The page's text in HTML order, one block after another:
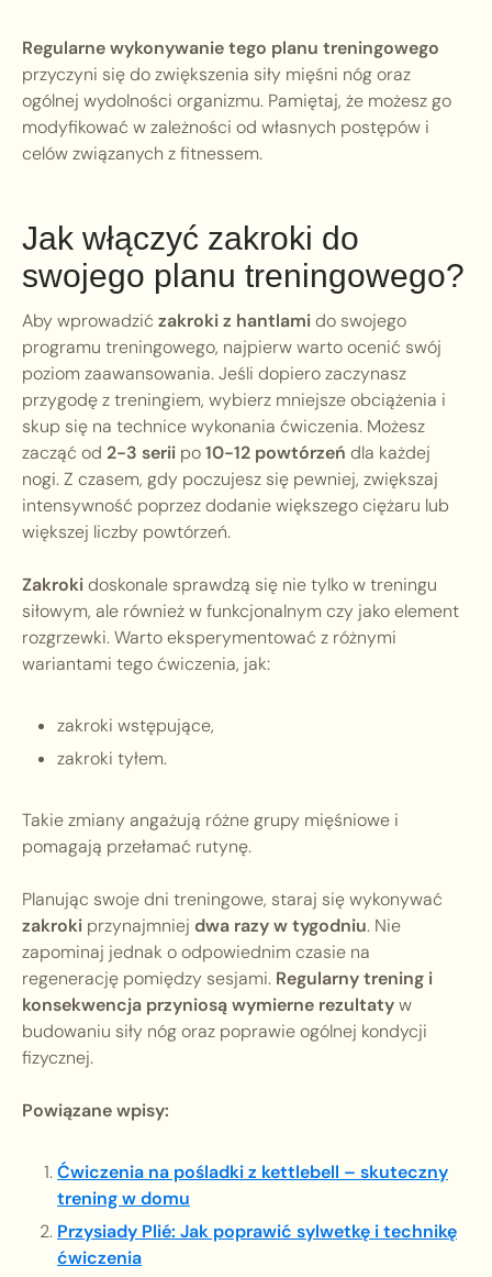
Regularne wykonywanie tego planu treningowego
przyczyni się do zwiększenia siły mięśni nóg oraz
ogólnej wydolności organizmu. Pamiętaj, że możesz go
modyfikować w zależności od własnych postępów i
celów związanych z fitnessem.
Jak włączyć zakroki do
swojego planu treningowego?
Aby wprowadzić zakroki z hantlamido swojego
programu treningowego, najpierw warto ocenić swój
poziom zaawansowania. Jeśli dopiero zaczynasz
przygodę z treningiem, wybierz mniejsze obciążenia i
skup się na technice wykonania ćwiczenia. Możesz
zacząć od 2-3 serii po10-12 powtórzeń dla każdej
nogi. Z czasem, gdy poczujesz się pewniej, zwiększaj
intensywność poprzez dodanie większego ciężaru lub
większej liczby powtórzeń.
Zakrokidoskonale sprawdzą się nie tylko w treningu
siłowym, ale również w funkcjonalnym czy jako element
rozgrzewki. Warto eksperymentować z różnymi
wariantami tego ćwiczenia, jak:
zakroki wstępujące,
zakroki tyłem.
Takie zmiany angażują różne grupy mięśniowe i
pomagają przełamać rutynę.
Planując swoje dni treningowe, staraj się wykonywać
zakroki przynajmniej dwa razy w tygodniu. Nie
zapominaj jednak o odpowiednim czasie na
regenerację pomiędzy sesjami. Regularny trening i
konsekwencja przyniosą wymierne rezultatyw
budowaniu siły nóg oraz poprawie ogólnej kondycji
fizycznej.
Powiązane wpisy:
Ćwiczenia na pośladki z kettlebell – skuteczny
trening w domu
Przysiady Plié: Jak poprawić sylwetkę i technikę
ćwiczenia